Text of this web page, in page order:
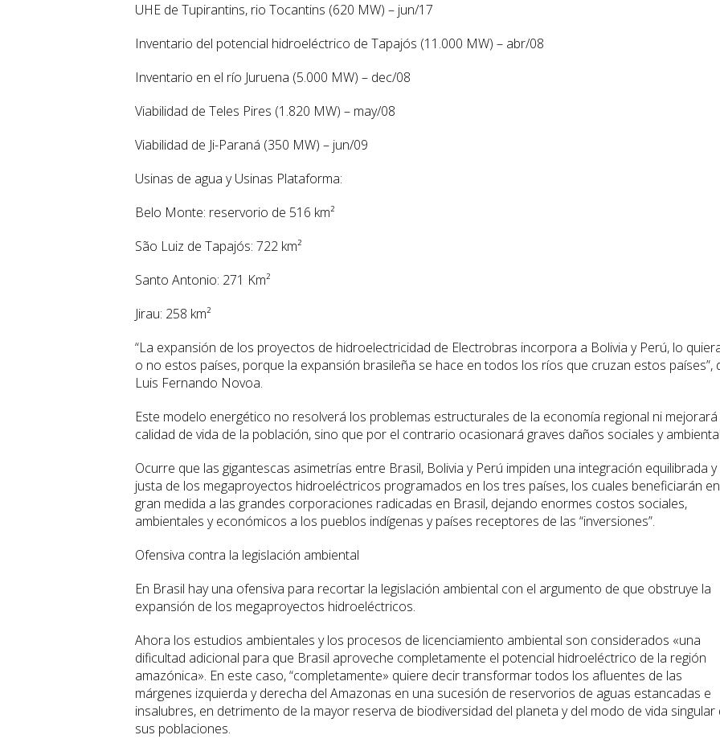
UHE de Tupirantins, rio Tocantins (620 MW) – jun/17
Inventario del potencial hidroeléctrico de Tapajós (11.000 MW) – abr/08
Inventario en el río Juruena (5.000 MW) – dec/08
Viabilidad de Teles Pires (1.820 MW) – may/08
Viabilidad de Ji-Paraná (350 MW) – jun/09
Usinas de agua y Usinas Plataforma:
Belo Monte: reservorio de 516 km²
São Luiz de Tapajós: 722 km²
Santo Antonio: 271 Km²
Jirau: 258 km²
“La expansión de los proyectos de hidroelectricidad de Electrobras incorpora a Bolivia y Perú, lo
o no estos países, porque la expansión brasileña se hace en todos los ríos que cruzan estos países”,
Luis Fernando Novoa.
Este modelo energético no resolverá los problemas estructurales de la economía regional ni mejorará
calidad de vida de la población, sino que por el contrario ocasionará graves daños sociales y
Ocurre que las gigantescas asimetrías entre Brasil, Bolivia y Perú impiden una integración equilibrada y
justa de los megaproyectos hidroeléctricos programados en los tres países, los cuales beneficiarán en
gran medida a las grandes corporaciones radicadas en Brasil, dejando enormes costos sociales,
ambientales y económicos a los pueblos indígenas y países receptores de las “inversiones”.
Ofensiva contra la legislación ambiental
En Brasil hay una ofensiva para recortar la legislación ambiental con el argumento de que obstruye la
expansión de los megaproyectos hidroeléctricos.
Ahora los estudios ambientales y los procesos de licenciamiento ambiental son considerados «una
dificultad adicional para que Brasil aproveche completamente el potencial hidroeléctrico de la región
amazónica». En este caso, “completamente» quiere decir transformar todos los afluentes de las
márgenes izquierda y derecha del Amazonas en una sucesión de reservorios de aguas estancadas e
insalubres, en detrimento de la mayor reserva de biodiversidad del planeta y del modo de vida singular
sus poblaciones.